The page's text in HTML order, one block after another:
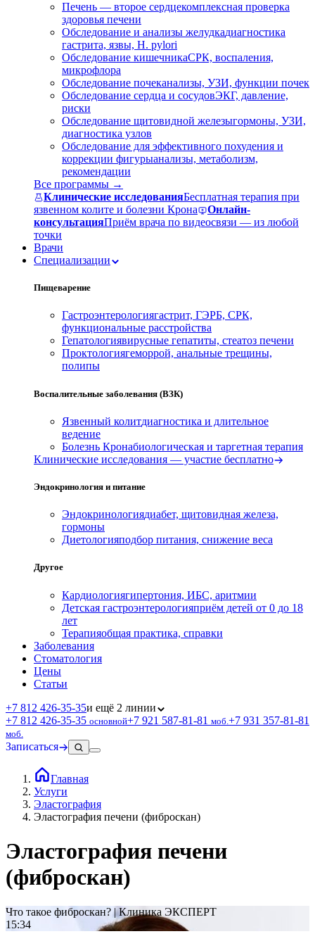
Печень — второе сердцекомплексная проверка
здоровья печени
Обследование и анализы желудкадиагностика
гастрита, язвы, H. pylori
Обследование кишечникаСРК, воспаления,
микрофлора
Обследование почеканализы, УЗИ, функции почек
Обследование сердца и сосудовЭКГ, давление,
риски
Обследование щитовидной железыгормоны, УЗИ,
диагностика узлов
Обследование для эффективного похудения и
коррекции фигурыанализы, метаболизм,
рекомендации
Все программы →
Клинические исследованияБесплатная терапия при
язвенном колите и болезни Крона
Онлайн-
консультацияПриём врача по видеосвязи — из любой
точки
Врачи
Специализации
Пищеварение
Гастроэнтерологиягастрит, ГЭРБ, СРК,
функциональные расстройства
Гепатологиявирусные гепатиты, стеатоз печени
Проктологиягеморрой, анальные трещины,
полипы
Воспалительные заболевания (ВЗК)
Язвенный колитдиагностика и длительное
ведение
Болезнь Кронабиологическая и таргетная терапия
Клинические исследования — участие бесплатно
Эндокринология и питание
Эндокринологиядиабет, щитовидная железа,
гормоны
Диетологияподбор питания, снижение веса
Другое
Кардиологиягипертония, ИБС, аритмии
Детская гастроэнтерологияприём детей от 0 до 18
лет
Терапияобщая практика, справки
Заболевания
Стоматология
Цены
Статьи
+7 812 426‑35‑35и ещё 2 линии
+7 812 426‑35‑35 основной+7 921 587‑81‑81 моб. +7 931 357‑81‑81
моб.
Записаться
Главная
Услуги
Эластография
Эластография печени (фиброскан)
Эластография печени
(фиброскан)
Что такое фиброскан? | Клиника ЭКСПЕРТ
15:34